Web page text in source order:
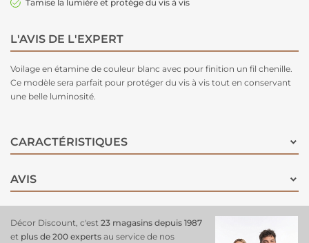
Tamise la lumière et protège du vis à vis
L'AVIS DE L'EXPERT
Voilage en étamine de couleur blanc avec pour finition un fil chenille.
Ce modèle sera parfait pour protéger du vis à vis tout en conservant
une belle luminosité.
CARACTÉRISTIQUES
AVIS
Décor Discount, c'est 23 magasins depuis 1987
et plus de 200 experts au service de nos